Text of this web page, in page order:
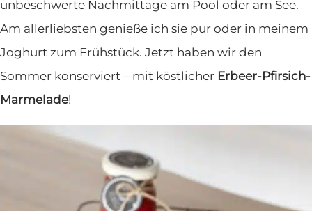
unbeschwerte Nachmittage am Pool oder am See.
Am allerliebsten genieße ich sie pur oder in meinem
Joghurt zum Frühstück. Jetzt haben wir den
Sommer konserviert – mit köstlicher Erbeer-Pfirsich-
Marmelade!